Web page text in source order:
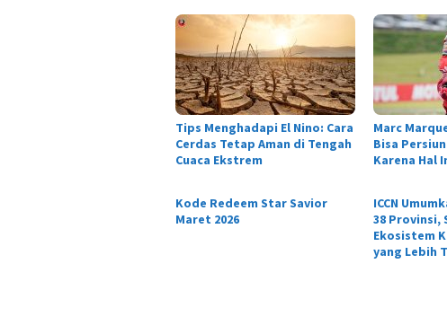
Tips Menghadapi El Nino: Cara
Cerdas Tetap Aman di Tengah
Cuaca Ekstrem
Marc
Bisa
Karena Hal
Kode Redeem Star Savior
Maret 2026
ICCN
38 Provinsi,
Ekosistem
yang Lebih